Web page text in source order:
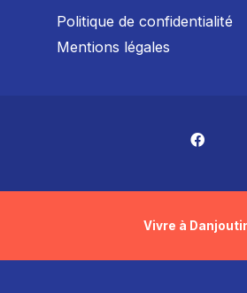
Politique de confidentialité
Mentions légales
Vivre à